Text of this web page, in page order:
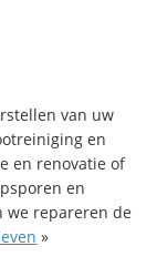
van uw
en
en renovatie of
en
we repareren de
»